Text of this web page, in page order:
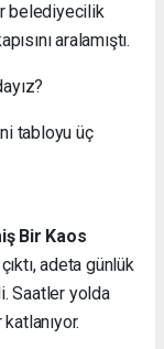
belediyecilik
aralamıştı.
tabloyu üç
Bir Kaos
adeta günlük
Saatler yolda